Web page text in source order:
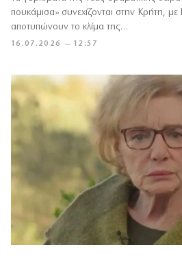
16.07.2026 — 12:57
πουκάμισα» συνεχίζονται στην Κρήτη,
αποτυπώνουν το κλίμα της…